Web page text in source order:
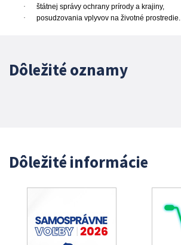
·
štátnej správy ochrany prírody a krajiny,
·
posudzovania vplyvov na životné prostredie.
Dôležité oznamy
Dôležité informácie